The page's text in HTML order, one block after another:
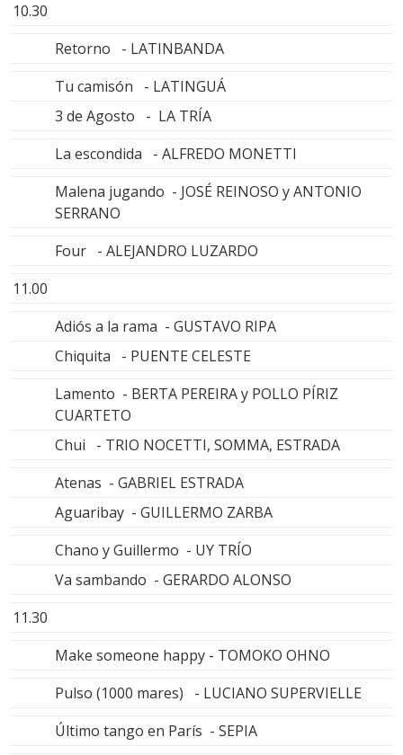
10.30
Retorno - LATINBANDA
Tu camisón - LATINGUÁ
3 de Agosto - LA TRÍA
La escondida - ALFREDO MONETTI
Malena jugando - JOSÉ REINOSO y ANTONIO
SERRANO
Four - ALEJANDRO LUZARDO
11.00
Adiós a la rama - GUSTAVO RIPA
Chiquita - PUENTE CELESTE
Lamento - BERTA PEREIRA y POLLO PÍRIZ
CUARTETO
Chui - TRIO NOCETTI, SOMMA, ESTRADA
Atenas - GABRIEL ESTRADA
Aguaribay - GUILLERMO ZARBA
Chano y Guillermo - UY TRÍO
Va sambando - GERARDO ALONSO
11.30
Make someone happy - TOMOKO OHNO
Pulso (1000 mares) - LUCIANO SUPERVIELLE
Último tango en París - SEPIA